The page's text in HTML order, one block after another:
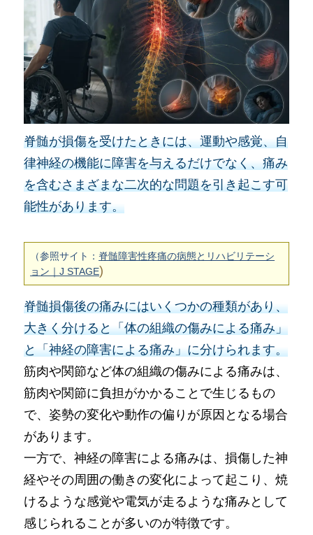
脊髄が損傷を受けたときには、運動や感覚、自
律神経の機能に障害を与えるだけでなく、痛み
を含むさまざまな二次的な問題を引き起こす可
能性があります。
（参照サイト：脊髄障害性疼痛の病態とリハビリテーシ
ョン｜J STAGE)
脊髄損傷後の痛みにはいくつかの種類があり、
大きく分けると「体の組織の傷みによる痛み」
と「神経の障害による痛み」に分けられます。
筋肉や関節など体の組織の傷みによる痛みは、
筋肉や関節に負担がかかることで生じるもの
で、姿勢の変化や動作の偏りが原因となる場合
があります。
一方で、神経の障害による痛みは、損傷した神
経やその周囲の働きの変化によって起こり、焼
けるような感覚や電気が走るような痛みとして
感じられることが多いのが特徴です。